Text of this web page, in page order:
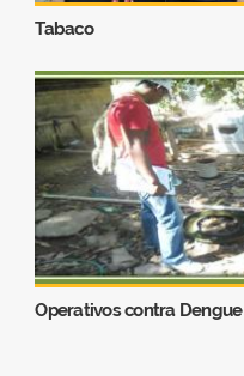
Tabaco
Operativos contra Dengue